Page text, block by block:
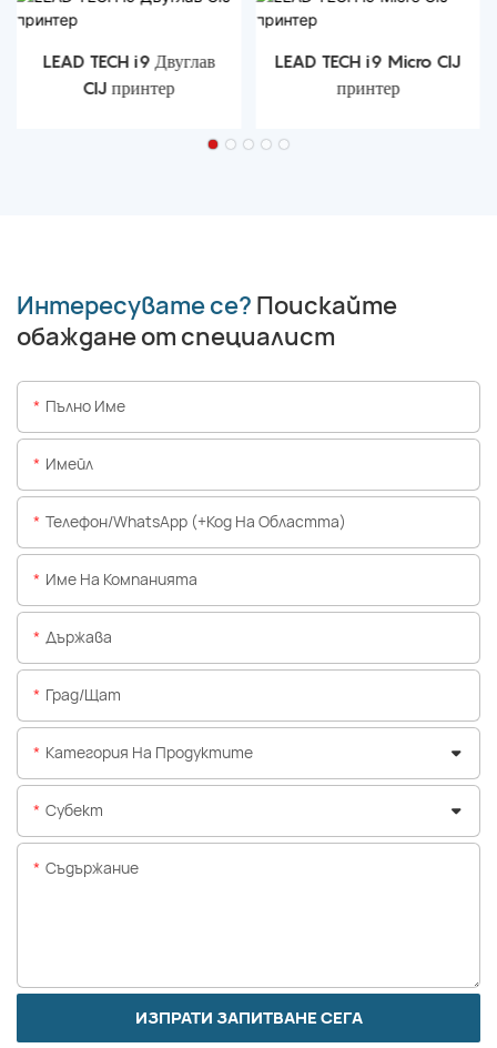
LEAD TECH i9 Двуглав
CIJ принтер
LEAD TECH i9 Micro CIJ
принтер
Интересувате се? Поискайте
обаждане от специалист
Пълно Име
Имейл
Телефон/WhatsApp (+Код На Областта)
Име На Компанията
Държава
Град/щат
Категория На Продуктите
Субект
Съдържание
ИЗПРАТИ ЗАПИТВАНЕ СЕГА